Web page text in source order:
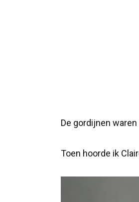
De gordijnen
Toen hoorde ik